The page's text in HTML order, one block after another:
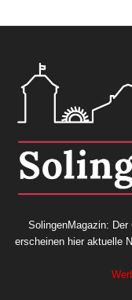
SolingenMagazin:
erscheinen hier aktuelle